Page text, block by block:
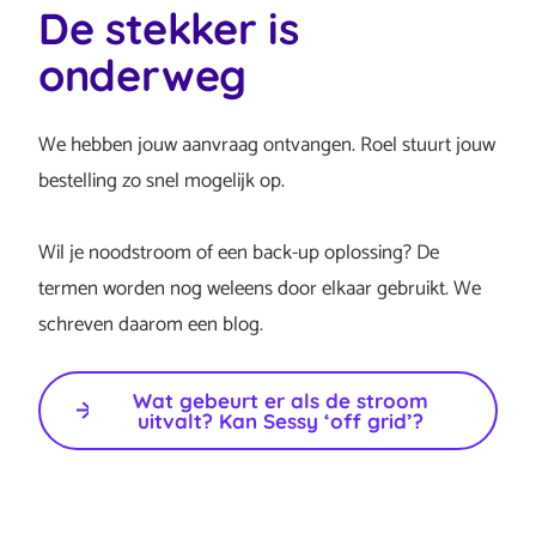
De stekker is
onderweg
We hebben jouw aanvraag ontvangen. Roel stuurt jouw
bestelling zo snel mogelijk op.
Wil je noodstroom of een back-up oplossing? De
termen worden nog weleens door elkaar gebruikt. We
schreven daarom een blog.
Wat gebeurt er als de stroom
uitvalt? Kan Sessy ‘off grid’?